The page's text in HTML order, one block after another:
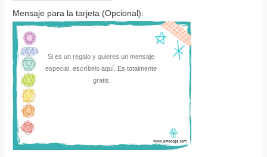
Mensaje para la tarjeta (Opcional):